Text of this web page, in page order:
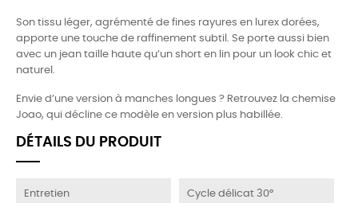
Son tissu léger, agrémenté de fines rayures en lurex dorées,
apporte une touche de raffinement subtil. Se porte aussi bien
avec un jean taille haute qu’un short en lin pour un look chic et
naturel.
Envie d’une version à manches longues ? Retrouvez la chemise
Joao, qui décline ce modèle en version plus habillée.
DÉTAILS DU PRODUIT
Entretien Cycle délicat 30°